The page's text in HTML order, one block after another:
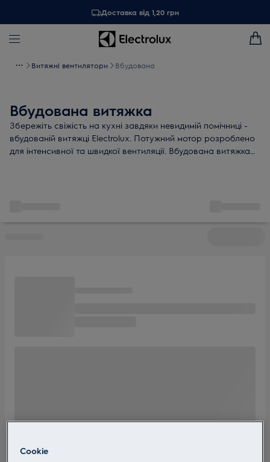
Доставка від 1,20 грн
Витяжні вентилятори Вбудована
Вбудована витяжка
Збережіть свіжість на кухні завдяки невидимій помічниці -
вбудованій витяжці Electrolux. Потужний мотор розроблено
для інтенсивної та швидкої вентиляції. Вбудована витяжка
Cookie